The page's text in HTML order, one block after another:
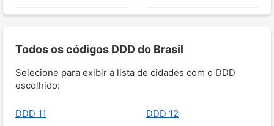
Todos os códigos DDD do Brasil
Selecione para exibir a lista de cidades com o DDD
escolhido:
DDD 11 DDD 12